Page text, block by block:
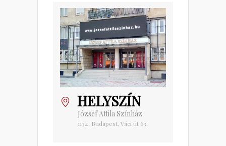
HELYSZÍN
József Attila Színház
1134. Budapest, Váci út 63.